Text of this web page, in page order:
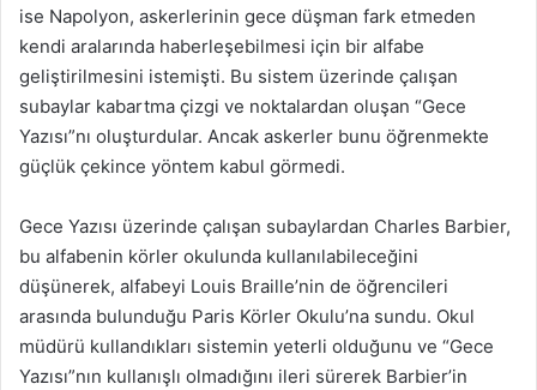
ise Napolyon, askerlerinin gece düşman fark etmeden
kendi aralarında haberleşebilmesi için bir alfabe
geliştirilmesini istemişti. Bu sistem üzerinde çalışan
subaylar kabartma çizgi ve noktalardan oluşan “Gece
Yazısı”nı oluşturdular. Ancak askerler bunu öğrenmekte
güçlük çekince yöntem kabul görmedi.
Gece Yazısı üzerinde çalışan subaylardan Charles Barbier,
bu alfabenin körler okulunda kullanılabileceğini
düşünerek, alfabeyi Louis Braille’nin de öğrencileri
arasında bulunduğu Paris Körler Okulu’na sundu. Okul
müdürü kullandıkları sistemin yeterli olduğunu ve “Gece
Yazısı”nın kullanışlı olmadığını ileri sürerek Barbier’in